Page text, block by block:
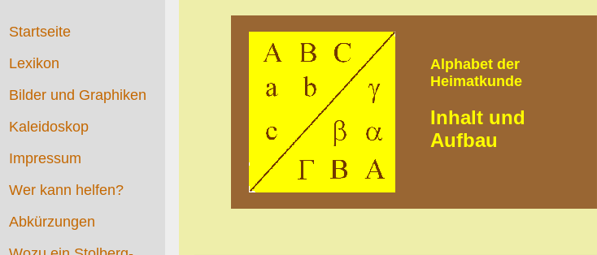
Startseite
Lexikon
Bilder und Graphiken
Kaleidoskop
Impressum
Wer kann helfen?
Abkürzungen
Alphabet der
Heimatkunde
Inhalt und
Aufbau